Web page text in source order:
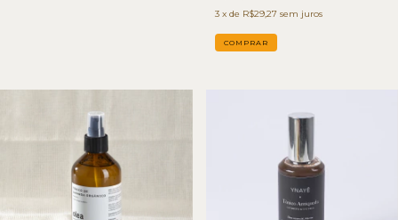
3 x de R$29,27 sem juros